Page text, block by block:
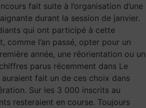
fait suite à l’organisation d’une
durant la session de janvier.
qui ont participé à cette
comme l’an passé, opter pour un
année, une réorientation ou un
parus récemment dans Le
fait un de ces choix dans
Sur les 3 000 inscrits au
resteraient en course. Toujours